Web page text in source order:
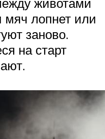
лопнет или
заново.
на старт